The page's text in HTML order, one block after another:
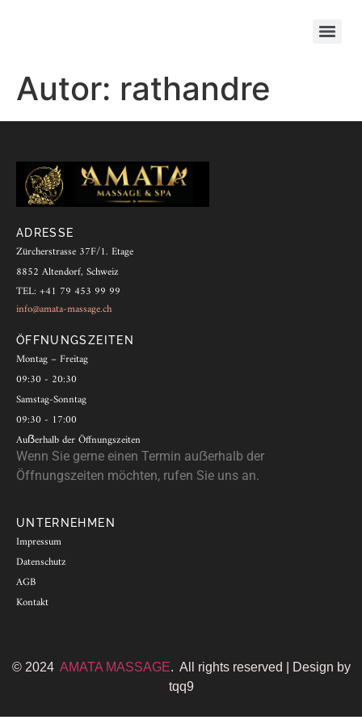
Autor: rathandre
ADRESSE
Zürcherstrasse 37F/1. Etage
8852 Altendorf, Schweiz
TEL: +41 79 453 99 99
info@amata-massage.ch
ÖFFNUNGSZEITEN
Montag – Freitag
09:30 - 20:30
Samstag-Sonntag
09:30 - 17:00
Auẞerhalb der Öffnungszeiten
Wenn Sie gerne einen Termin auẞerhalb der
Öffnungszeiten möchten, rufen Sie uns an.
UNTERNEHMEN
Impressum
Datenschutz
AGB
Kontakt
© 2024 AMATA MASSAGE. All rights reserved
Design by
tqq9